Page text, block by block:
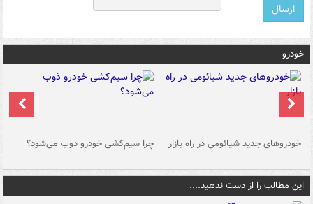
خودرو
خودروهای جدید شیائومی در راه بازار چرا سیم‌کشی خودرو ذوب می‌شود؟
این مطالب را از دست ندهید....